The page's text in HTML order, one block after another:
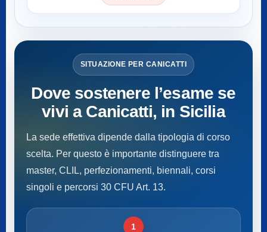
SITUAZIONE PER CANICATTI
Dove sostenere l’esame se
vivi a Canicatti, in Sicilia
La sede effettiva dipende dalla tipologia di corso
scelta. Per questo è importante distinguere tra
master, CLIL, perfezionamenti, biennali, corsi
singoli e percorsi 30 CFU Art. 13.
1